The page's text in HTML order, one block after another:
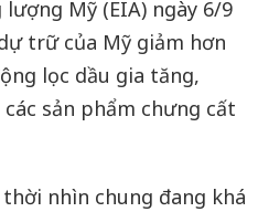
Mỹ (EIA) ngày 6/9
trữ của Mỹ giảm hơn
lọc dầu gia tăng,
sản phẩm chưng cất
nhìn chung đang khá